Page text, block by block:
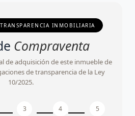
INMOBILIARIA
Compraventa
de adquisición de este inmueble de
de transparencia de la Ley
10/2025.
3 4 5